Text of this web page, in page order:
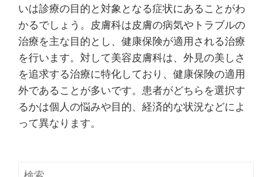
いは診療の目的と対象となる症状にあることがわ
かるでしょう。皮膚科は皮膚の病気やトラブルの
治療を主な目的とし、健康保険が適用される治療
を行います。対して美容皮膚科は、外見の美しさ
を追求する治療に特化しており、健康保険の適用
外であることが多いです。患者がどちらを選択す
るかは個人の悩みや目的、経済的な状況などによ
って異なります。
検